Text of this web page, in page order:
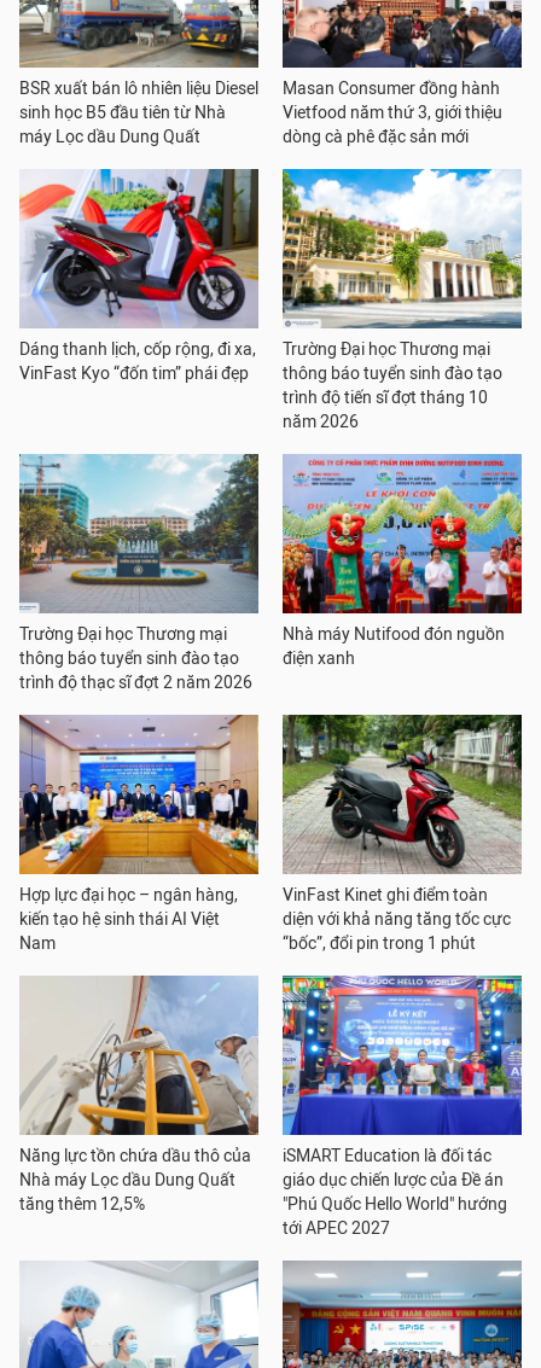
BSR xuất bán lô nhiên liệu Diesel
sinh học B5 đầu tiên từ Nhà
máy Lọc dầu Dung Quất
Masan Consumer đồng hành
Vietfood năm thứ 3, giới thiệu
dòng cà phê đặc sản mới
Dáng thanh lịch, cốp rộng, đi xa,
VinFast Kyo “đốn tim” phái đẹp
Trường Đại học Thương mại
thông báo tuyển sinh đào tạo
trình độ tiến sĩ đợt tháng 10
năm 2026
Trường Đại học Thương mại
thông báo tuyển sinh đào tạo
trình độ thạc sĩ đợt 2 năm 2026
Nhà máy Nutifood đón nguồn
điện xanh
Hợp lực đại học – ngân hàng,
kiến tạo hệ sinh thái AI Việt
Nam
VinFast Kinet ghi điểm toàn
diện với khả năng tăng tốc cực
“bốc”, đổi pin trong 1 phút
Năng lực tồn chứa dầu thô của
Nhà máy Lọc dầu Dung Quất
tăng thêm 12,5%
iSMART Education là đối tác
giáo dục chiến lược của Đề án
"Phú Quốc Hello World" hướng
tới APEC 2027